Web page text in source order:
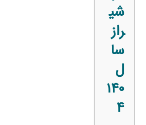
شی
راز
سا
ل
۱۴۰
۴